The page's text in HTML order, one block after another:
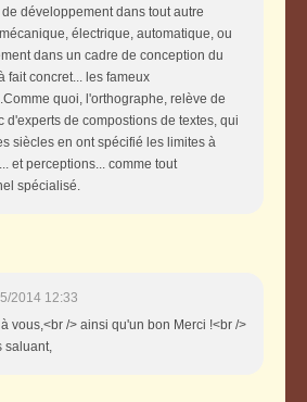
développement dans tout autre
électrique, automatique, ou
dans un cadre de conception du
fait concret... les fameux
quoi, l'orthographe, relève de
d'experts de compostions de textes, qui
siècles en ont spécifié les limites à
et perceptions... comme tout
spécialisé.
2014 12:33
vous,<br /> ainsi qu'un bon Merci !<br />
saluant,